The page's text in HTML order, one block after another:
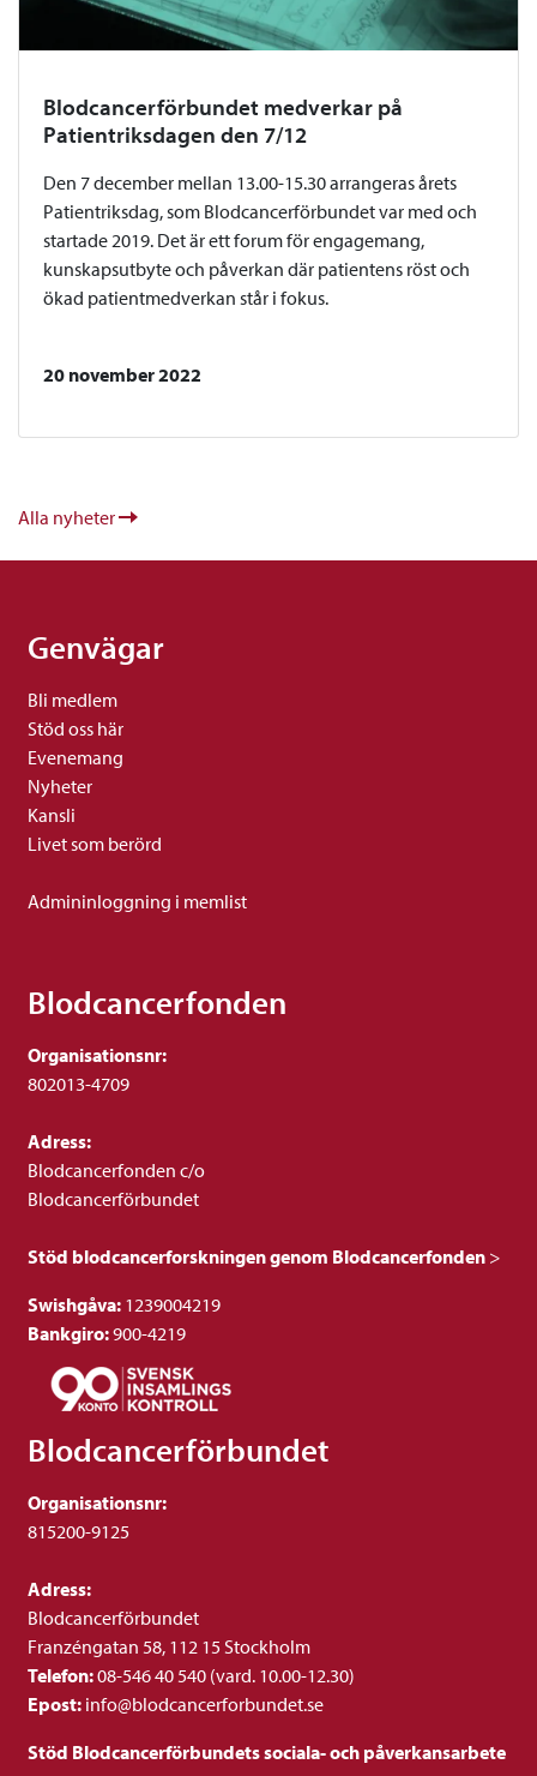
Blodcancerförbundet medverkar på
Patientriksdagen den 7/12
Den 7 december mellan 13.00-15.30 arrangeras årets
Patientriksdag, som Blodcancerförbundet var med och
startade 2019. Det är ett forum för engagemang,
kunskapsutbyte och påverkan där patientens röst och
ökad patientmedverkan står i fokus.
20 november 2022
Alla nyheter
Genvägar
Bli medlem
Stöd oss här
Evenemang
Nyheter
Kansli
Livet som berörd
Admininloggning i memlist
Blodcancerfonden
Organisationsnr:
802013-4709
Adress:
Blodcancerfonden c/o
Blodcancerförbundet
Stöd blodcancerforskningen genom Blodcancerfonden >
Swishgåva: 1239004219
Bankgiro:900-4219
Blodcancerförbundet
Organisationsnr:
815200-9125
Adress:
Blodcancerförbundet
Franzéngatan 58, 112 15 Stockholm
Telefon:08-546 40 540 (vard. 10.00-12.30)
Epost: info@blodcancerforbundet.se
Stöd Blodcancerförbundets sociala- och påverkansarbete